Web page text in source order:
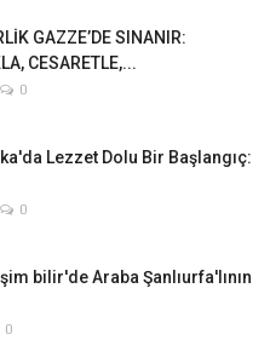
GAZZE’DE SINANIR:
CESARETLE,...
0
Lezzet Dolu Bir Başlangıç:
0
bilir'de Araba Şanlıurfa'lının
0